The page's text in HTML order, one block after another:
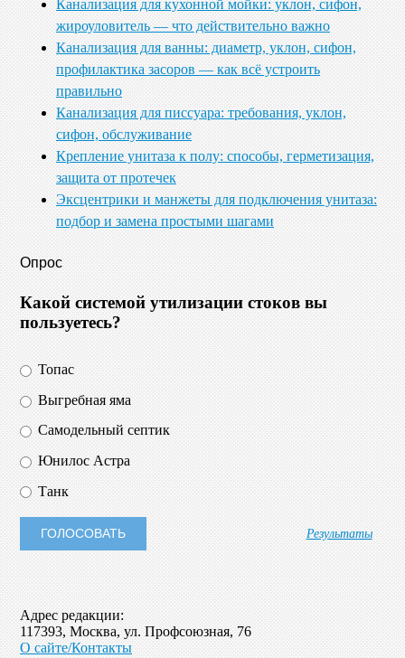
Канализация для кухонной мойки: уклон, сифон,
жироуловитель — что действительно важно
Канализация для ванны: диаметр, уклон, сифон,
профилактика засоров — как всё устроить
правильно
Канализация для писсуара: требования, уклон,
сифон, обслуживание
Крепление унитаза к полу: способы, герметизация,
защита от протечек
Эксцентрики и манжеты для подключения унитаза:
подбор и замена простыми шагами
Опрос
Какой системой утилизации стоков вы
пользуетесь?
Топас
Выгребная яма
Самодельный септик
Юнилос Астра
Танк
Результаты
Адрес редакции:
117393, Москва, ул. Профсоюзная, 76
О сайте/Контакты